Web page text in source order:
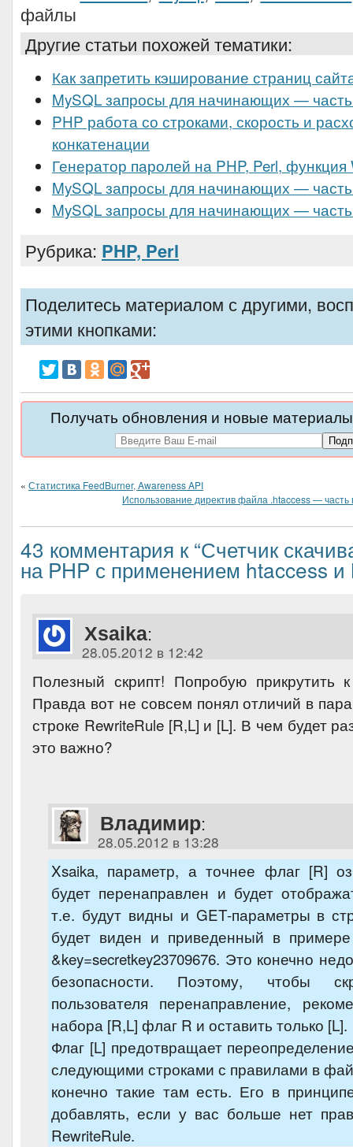
файлы
Другие статьи похожей тематики:
Как запретить кэширование страниц
MySQL запросы для начинающих —
PHP работа со строками, скорость и
конкатенации
Генератор паролей на PHP, Perl, функция
MySQL запросы для начинающих —
MySQL запросы для начинающих — часть
Рубрика: PHP, Perl
Поделитесь материалом с другими,
этими кнопками:
Получать обновления и новые
« Статистика FeedBurner, Awareness API
Использование директив файла .htaccess —
43 комментария к “Счетчик
на PHP с применением htaccess и
Xsaika:
28.05.2012 в 12:42
Полезный скрипт! Попробую прикрутить
Правда вот не совсем понял отличий в
строке RewriteRule [R,L] и [L]. В чем будет
это важно?
Владимир:
28.05.2012 в 13:28
Xsaika, параметр, а точнее флаг [R]
будет перенаправлен и будет
т.е. будут видны и GET-параметры в
будет виден и приведенный в
&key=secretkey23709676. Это конечно
безопасности. Поэтому, чтобы
пользователя перенаправление,
набора [R,L] флаг R и оставить только [L].
Флаг [L] предотвращает
следующими строками с правилами в
конечно такие там есть. Его в
добавлять, если у вас больше нет
RewriteRule.